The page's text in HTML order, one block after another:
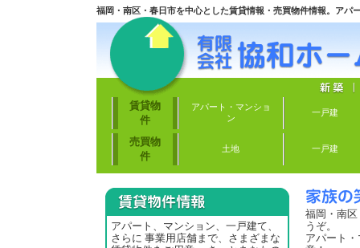
福岡・南区・春日市を中心とした賃貸情報・売買物件情報。アパ
賃貸物
件
アパート・マンショ
ン
一戸建
売買物
件
土地 一戸建
アパート、マンション、一戸建て、
さらに 事業用店舗まで、さまざまな
福岡・南
うぞ。
アパート